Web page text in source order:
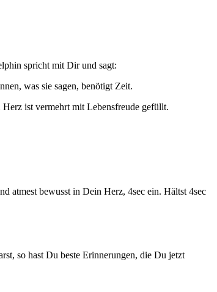
spricht mit Dir und sagt:
was sie sagen, benötigt Zeit.
ist vermehrt mit Lebensfreude gefüllt.
atmest bewusst in Dein Herz, 4sec ein. Hältst 4sec
so hast Du beste Erinnerungen, die Du jetzt